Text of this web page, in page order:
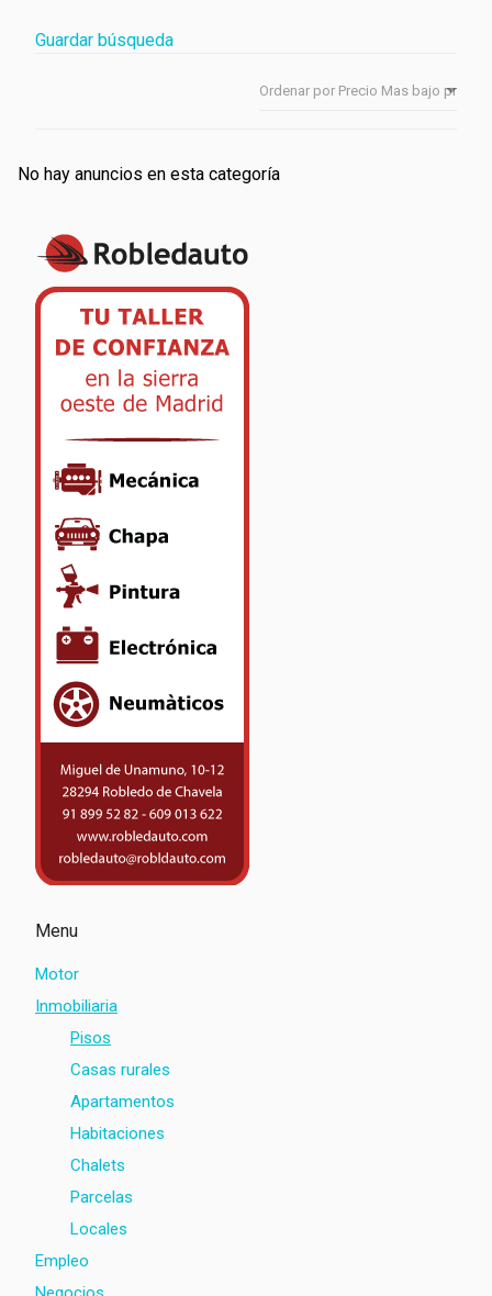
Guardar búsqueda
No hay anuncios en esta categoría
Menu
Motor
Inmobiliaria
Pisos
Casas rurales
Apartamentos
Habitaciones
Chalets
Parcelas
Locales
Empleo